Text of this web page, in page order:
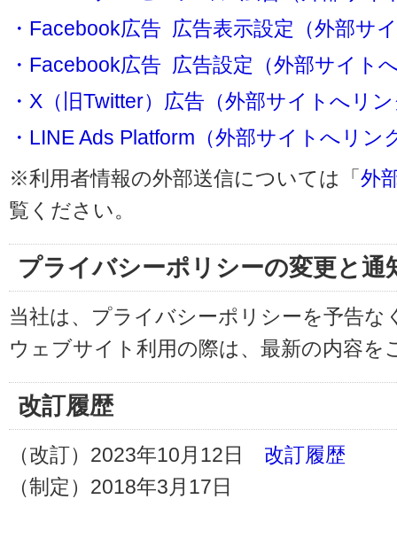
・Facebook広告 広告表示設定（外部サ
・Facebook広告 広告設定（外部サイト
・X（旧Twitter）広告（外部サイトへリ
・LINE Ads Platform（外部サイトへリン
※利用者情報の外部送信については「外
覧ください。
プライバシーポリシーの変更と通
当社は、プライバシーポリシーを予告
ウェブサイト利用の際は、最新の内容を
改訂履歴
（改訂）2023年10月12日 改訂履歴
（制定）2018年3月17日